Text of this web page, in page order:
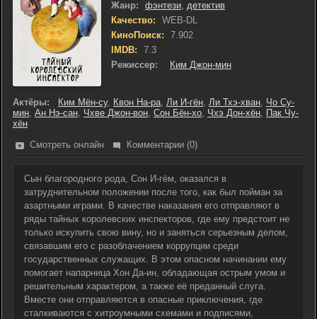
Жанр:
фэнтези, детектив
Качество:
WEB-DL
КиноПоиск:
7.902
IMDB:
7.3
Режиссер:
Ким Джон-мин
Актёры: Ким Мён-су, Квон На-ра, Ли И-гён, Ли Тхэ-хван, Чо Су-
мин, Ан Нэ-сан, Чхве Джон-вон, Сон Бён-хо, Чхэ Дон-хён, Пак Чу-
хён
Смотреть онлайн
Комментарии (0)
Сын благородного рода, Сон И-гём, оказался в
затруднительном положении после того, как был пойман за
азартными играми. В качестве наказания его отправляют в
ряды тайных королевских инспекторов, где ему предстоит не
только искупить свою вину, но и заняться серьезным делом,
связавшим его с разоблачением коррупции среди
государственных служащих. В этом опасном начинании ему
помогает напарница Хон Да-ин, обладающая острым умом и
решительным характером, а также её преданный слуга.
Вместе они отправляются в опасные приключения, где
сталкиваются с хитроумными схемами и подписями,